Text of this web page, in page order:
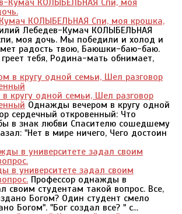
КОЛЫБЕЛЬНАЯ Спи, моя крошка,
Лебедев-Кумач КОЛЫБЕЛЬНАЯ
моя дочь. Мы победили и холод и
радость твою, Баюшки-баю-баю.
тебя, Родина-мать обнимает,
кругу одной семьи, Шел разговор
Однажды вечером в кругу одной
сердечный откровенный: Что
в знак любви Спасителю сошедшему
"Нет в мире ничего, Чего достоин
в университете задал своим
Профессор однажды в
своим студентам такой вопрос. Все,
Богом? Один студент смело
Богом". "Бог создал все? " с...